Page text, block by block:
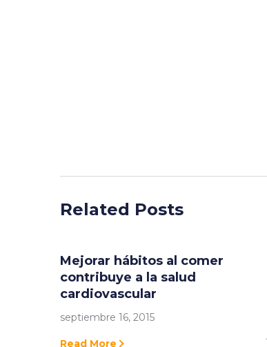
Related Posts
Mejorar hábitos al comer
contribuye a la salud
cardiovascular
septiembre 16, 2015
Read More